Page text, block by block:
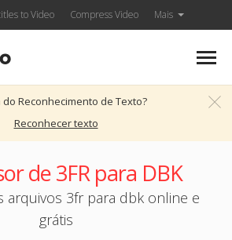
to Video Compress Video Mais
do Reconhecimento de Texto?
Reconhecer texto
de 3FR para DBK
arquivos 3fr para dbk online e
grátis